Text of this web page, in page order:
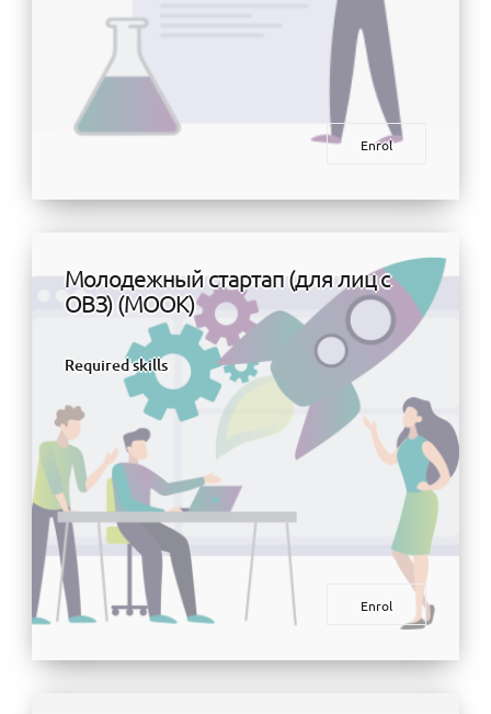
Enrol
Молодежный стартап (для лиц с
ОВЗ) (МООК)
Required skills
Enrol